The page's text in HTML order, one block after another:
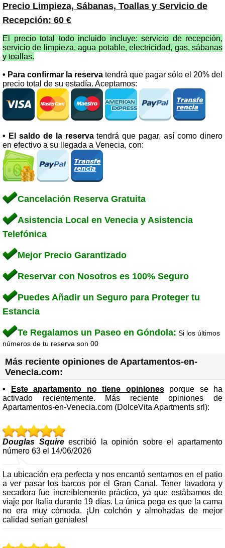
Precio Limpieza, Sábanas, Toallas y Servicio de
Recepción: 60 €
El precio total todo incluido incluye: servicio de recepción,
servicio de limpieza, agua potable, electricidad, gas, sábanas
y toallas.
• Para confirmar la reserva tendrá que pagar sólo el 20% del
precio total de su estadía. Aceptamos:
• El saldo de la reservatendrá que pagar, así como dinero
en efectivo a su llegada a Venecia, con:
Cancelación Reserva Gratuita
Asistencia Local en Venecia y Asistencia
Telefónica
Mejor Precio Garantizado
Reservar con Nosotros es 100% Seguro
Puedes Añadir un Seguro para Proteger tu
Estancia
Te Regalamos un Paseo en Góndola: Si los últimos
números de tu reserva son 00
Más reciente opiniones de Apartamentos-en-
Venecia.com:
• Este apartamento no tiene opinionesporque se ha
activado recientemente. Más reciente opiniones de
Apartamentos-en-Venecia.com (DolceVita Apartments srl):
Douglas Squireescribió la opinión sobre el apartamento
número 63 el 14/06/2026
La ubicación era perfecta y nos encantó sentarnos en el patio
a ver pasar los barcos por el Gran Canal. Tener lavadora y
secadora fue increíblemente práctico, ya que estábamos de
viaje por Italia durante 19 días. La única pega es que la cama
no era muy cómoda. ¡Un colchón y almohadas de mejor
calidad serían geniales!